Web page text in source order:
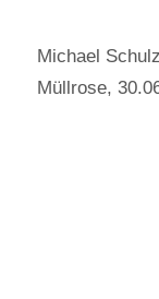
Michael Schulz
Müllrose,